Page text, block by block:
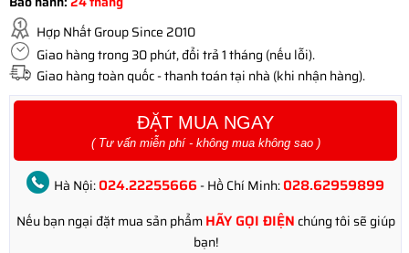
Hợp Nhất Group Since 2010
Giao hàng trong 30 phút, đổi trả 1 tháng (nếu lỗi).
Giao hàng toàn quốc - thanh toán tại nhà (khi nhận hàng).
ĐẶT MUA NGAY
( Tư vấn miễn phí - không mua không sao )
Hà Nội:024.22255666 - Hồ Chí Minh:028.62959899
Nếu bạn ngại đặt mua sản phẩmHÃY GỌI ĐIỆN chúng tôi sẽ giúp
bạn!